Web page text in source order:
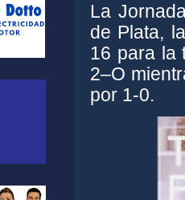
La
de Plata,
16 para la
2–O
por 1-0.